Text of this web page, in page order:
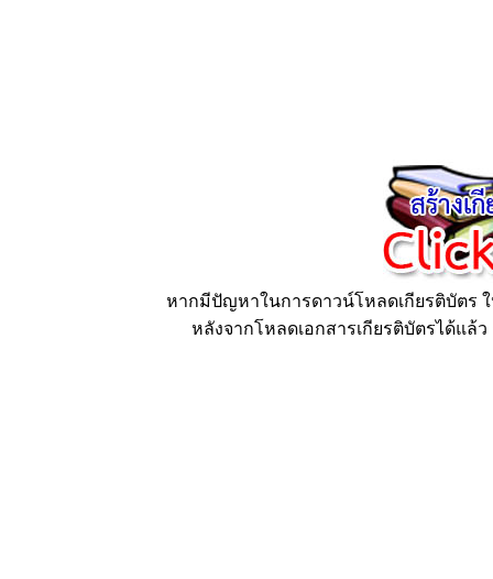
หากมีปัญหาในการดาวน์โหลดเกียรติบัตร
หลังจากโหลดเอกสารเกียรติบัตรได้แล้